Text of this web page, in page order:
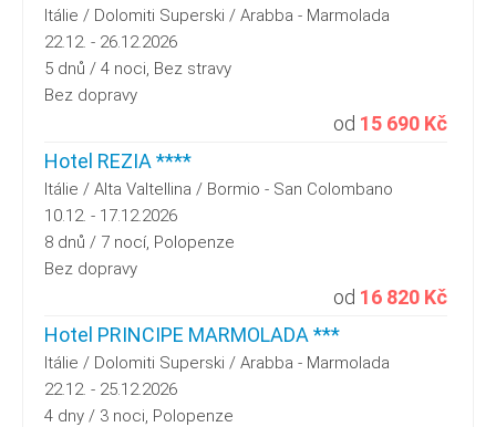
Itálie / Dolomiti Superski / Arabba - Marmolada
22.12. - 26.12.2026
5 dnů / 4 noci, Bez stravy
Bez dopravy
od 15 690 Kč
Hotel REZIA ****
Itálie / Alta Valtellina / Bormio - San Colombano
10.12. - 17.12.2026
8 dnů / 7 nocí, Polopenze
Bez dopravy
od 16 820 Kč
Hotel PRINCIPE MARMOLADA ***
Itálie / Dolomiti Superski / Arabba - Marmolada
22.12. - 25.12.2026
4 dny / 3 noci, Polopenze